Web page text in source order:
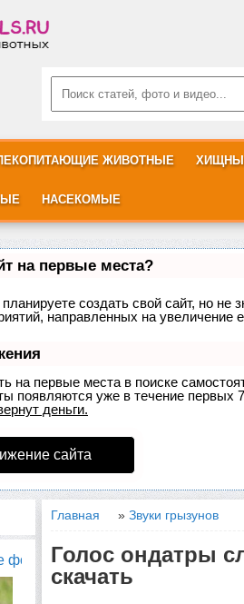
ЖИВОТНЫЕ
НАСЕКОМЫЕ
на первые места?
создать свой сайт, но не
направленных на увеличение
на первые места в поиске
появляются уже в течение первых
деньги.
сайта
фото...
Главная »Звуки грызунов
Голос ондатры
скачать